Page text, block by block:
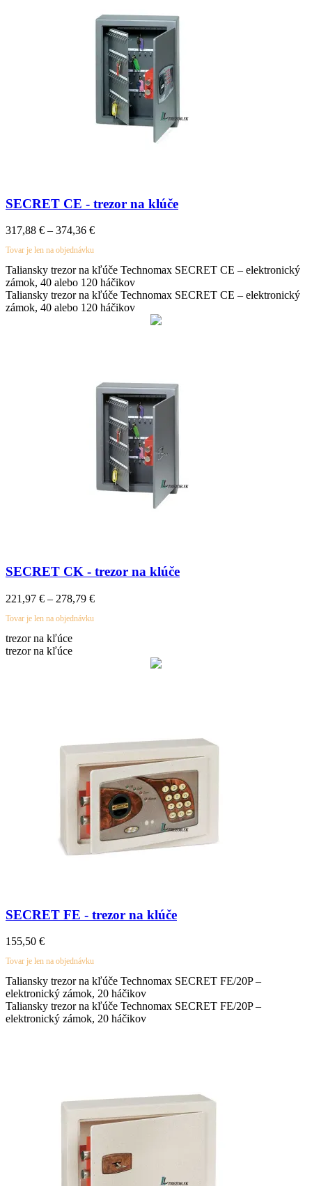
SECRET CE - trezor na klúče
317,88 € – 374,36 €
Tovar je len na objednávku
Taliansky trezor na kľúče Technomax SECRET CE – elektronický
zámok, 40 alebo 120 háčikov
Taliansky trezor na kľúče Technomax SECRET CE – elektronický
zámok, 40 alebo 120 háčikov
SECRET CK - trezor na klúče
221,97 € – 278,79 €
Tovar je len na objednávku
trezor na kľúce
trezor na kľúce
SECRET FE - trezor na klúče
155,50 €
Tovar je len na objednávku
Taliansky trezor na kľúče Technomax SECRET FE/20P –
elektronický zámok, 20 háčikov
Taliansky trezor na kľúče Technomax SECRET FE/20P –
elektronický zámok, 20 háčikov